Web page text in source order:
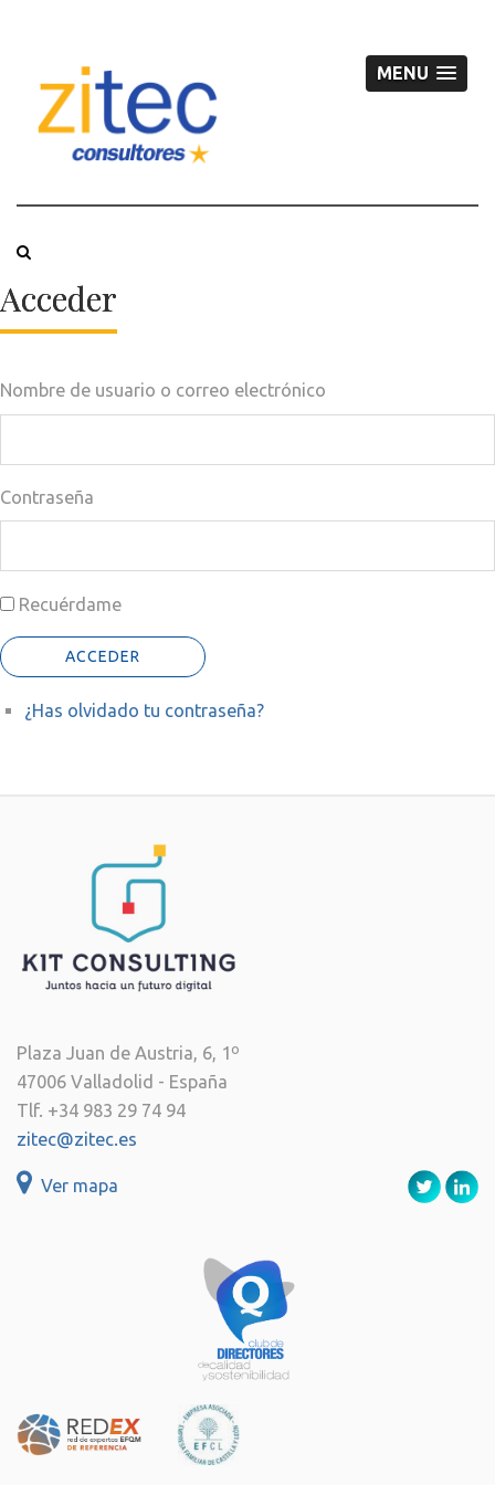
MENU
Acceder
Nombre de usuario o correo electrónico
Contraseña
Recuérdame
ACCEDER
¿Has olvidado tu contraseña?
Plaza Juan de Austria, 6, 1º
47006 Valladolid - España
Tlf. +34 983 29 74 94
zitec@zitec.es
Ver mapa